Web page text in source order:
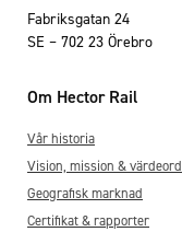
Fabriksgatan 24
SE – 702 23 Örebro
Om Hector Rail
Vår historia
Vision, mission & värdeord
Geografisk marknad
Certifikat & rapporter